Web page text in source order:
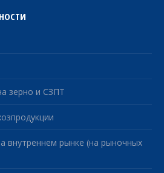
зерно и СЗПТ
внутреннем рынке (на рыночных